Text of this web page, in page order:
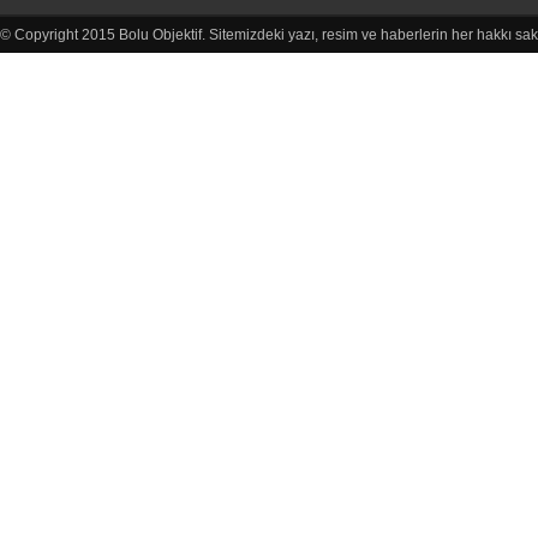
© Copyright 2015 Bolu Objektif. Sitemizdeki yazı, resim ve haberlerin her hakkı